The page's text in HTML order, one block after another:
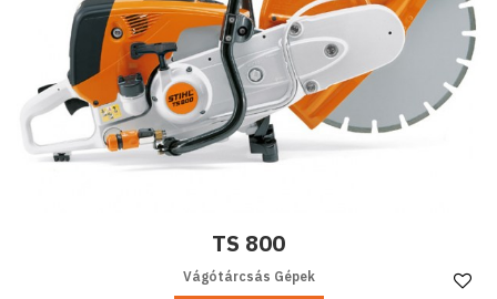
TS 800
Vágótárcsás Gépek